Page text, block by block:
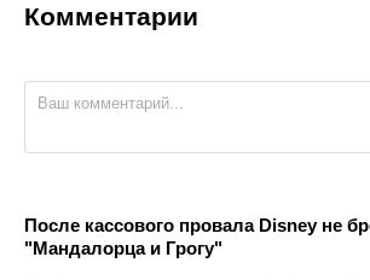
Комментарии
После кассового провала Disney не
"Мандалорца и Грогу"